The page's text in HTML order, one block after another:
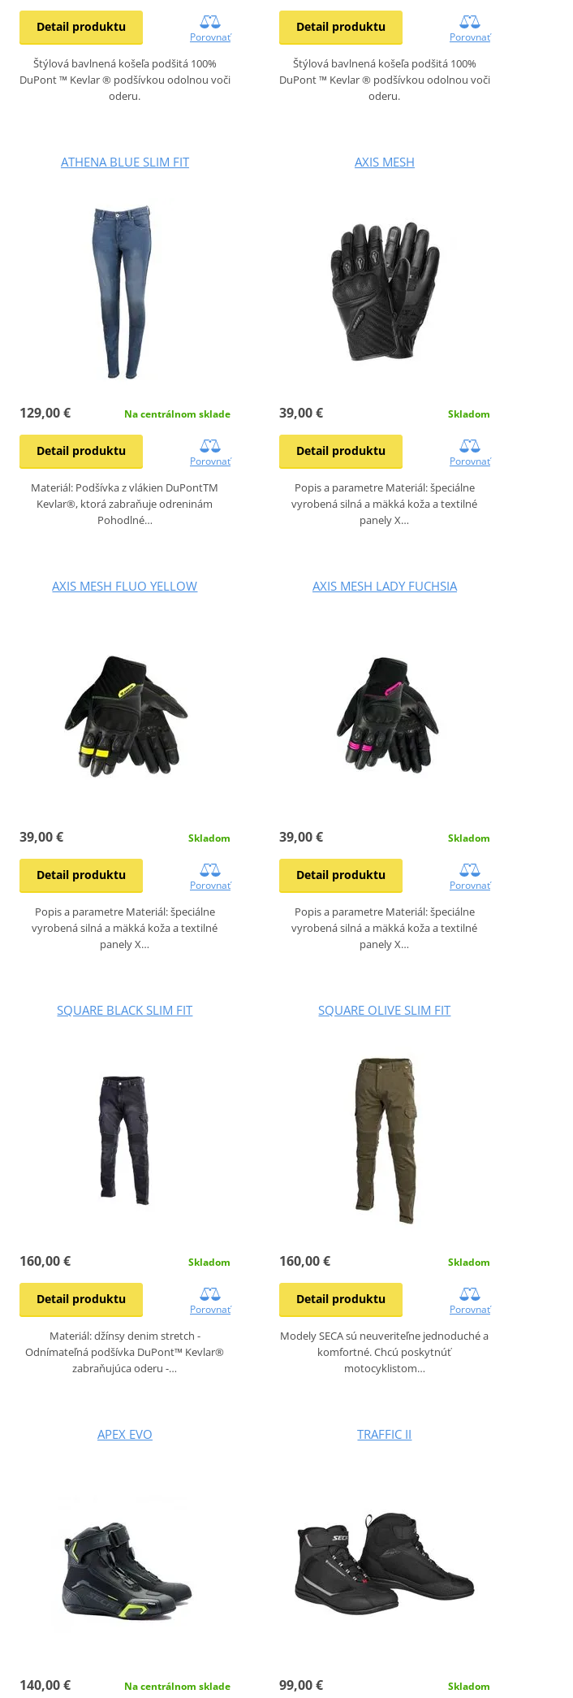
Detail produktu
Porovnať
Štýlová bavlnená košeľa podšitá 100%
DuPont ™ Kevlar ® podšívkou odolnou voči
oderu.
Detail produktu
Porovnať
Štýlová bavlnená košeľa podšitá 100%
DuPont ™ Kevlar ® podšívkou odolnou voči
oderu.
ATHENA BLUE SLIM FIT
129,00 € Na centrálnom sklade
Detail produktu
Porovnať
Materiál: Podšívka z vlákien DuPontTM
Kevlar®, ktorá zabraňuje odreninám
Pohodlné…
AXIS MESH
39,00 € Skladom
Detail produktu
Porovnať
Popis a parametre Materiál: špeciálne
vyrobená silná a mäkká koža a textilné
panely X…
AXIS MESH FLUO YELLOW
39,00 € Skladom
Detail produktu
Porovnať
Popis a parametre Materiál: špeciálne
vyrobená silná a mäkká koža a textilné
panely X…
AXIS MESH LADY FUCHSIA
39,00 € Skladom
Detail produktu
Porovnať
Popis a parametre Materiál: špeciálne
vyrobená silná a mäkká koža a textilné
panely X…
SQUARE BLACK SLIM FIT
160,00 € Skladom
Detail produktu
Porovnať
Materiál: džínsy denim stretch -
Odnímateľná podšívka DuPont™ Kevlar®
zabraňujúca oderu -…
SQUARE OLIVE SLIM FIT
160,00 € Skladom
Detail produktu
Porovnať
Modely SECA sú neuveriteľne jednoduché a
komfortné. Chcú poskytnúť
motocyklistom…
APEX EVO
140,00 € Na centrálnom sklade
TRAFFIC II
99,00 € Skladom